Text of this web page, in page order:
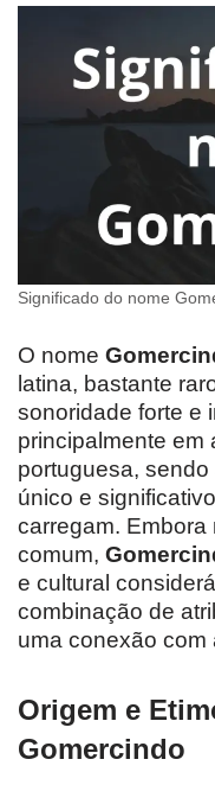
Significado do nome
O nome
latina, bastante
sonoridade forte e
principalmente em
portuguesa,
único e
carregam. Embora
comum,
e cultural
combinação de
uma conexão com
Origem e
Gomercindo